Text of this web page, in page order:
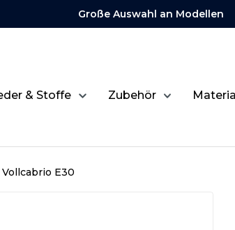
Große Auswahl an Modellen
& Stoffe Zubehör
E30